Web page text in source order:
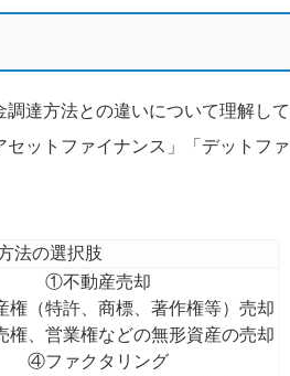
達方法との違いについて理解して
ットファイナンス」「デットファ
法の選択肢
①不動産売却
（特許、商標、著作権等）売却
、営業権などの無形資産の売却
④ファクタリング